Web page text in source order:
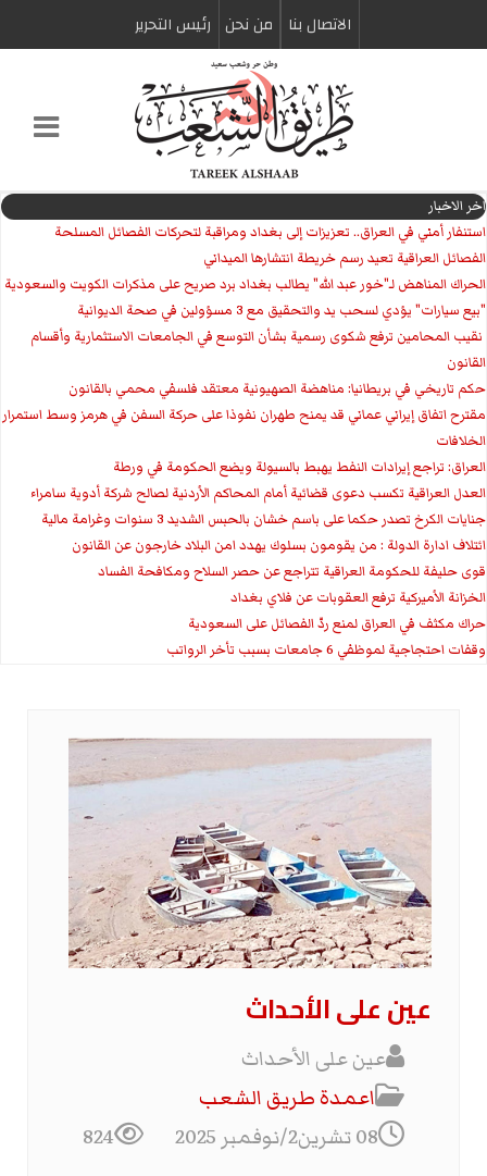
الاتصال بنا من نحن رئیس التحریر
اخر الاخبار
استنفار أمني في العراق.. تعزيزات إلى بغداد ومراقبة لتحركات الفصائل المسلحة
الفصائل العراقية تعيد رسم خريطة انتشارها الميداني
الحراك المناهض لـ"خور عبد الله" يطالب بغداد برد صريح على مذكرات الكويت والسعودية
"بيع سيارات" يؤدي لسحب يد والتحقيق مع 3 مسؤولين في صحة الديوانية
‏ نقيب المحامين ترفع شكوى رسمية بشأن التوسع في الجامعات الاستثمارية وأقسام
القانون
حكم تاريخي في بريطانيا: مناهضة الصهيونية معتقد فلسفي محمي بالقانون
مقترح اتفاق إيراني عماني قد يمنح طهران نفوذا على حركة السفن في هرمز وسط استمرار
الخلافات
العراق: تراجع إيرادات النفط يهبط بالسيولة ويضع الحكومة في ورطة
العدل العراقية تكسب دعوى قضائية أمام المحاكم الأردنية لصالح شركة أدوية سامراء
جنايات الكرخ تصدر حكما على باسم خشان بالحبس الشديد 3 سنوات وغرامة مالية
ائتلاف ادارة الدولة : من يقومون بسلوك يهدد امن البلاد خارجون عن القانون
قوى حليفة للحكومة العراقية تتراجع عن حصر السلاح ومكافحة الفساد
الخزانة الأميركية ترفع العقوبات عن فلاي بغداد
حراك مكثف في العراق لمنع ردّ الفصائل على السعودية
وقفات احتجاجية لموظفي 6 جامعات بسبب تأخر الرواتب
عين على الأحداث
عين على الأحداث
اعمدة طريق الشعب
08 تشرين2/نوفمبر 2025
824